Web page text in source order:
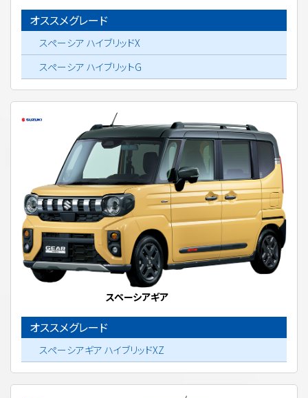
オススメグレード
スペーシア ハイブリッドX
スペーシア ハイブリットG
スペーシアギア
オススメグレード
スペーシアギア ハイブリッドXZ